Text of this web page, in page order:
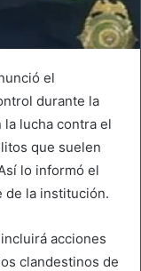
el
durante la
lucha contra el
que suelen
lo informó el
de la institución.
acciones
clandestinos de